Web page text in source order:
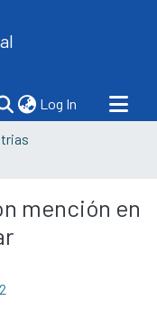
Log In (current)
mención en